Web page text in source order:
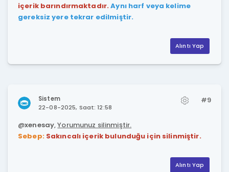
içerik barındırmaktadır.Aynı harf veya kelime
gereksiz yere tekrar edilmiştir.
Alıntı Yap
Sistem
22-08-2025, Saat: 12:58
#9
@xenesay,Yorumunuz silinmiştir.
Sebep: Sakıncalı içerik bulunduğu için silinmiştir.
Alıntı Yap